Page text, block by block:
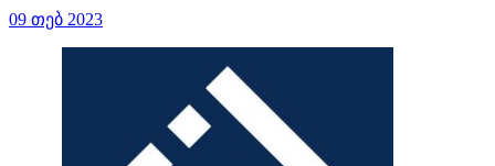
09 თებ 2023